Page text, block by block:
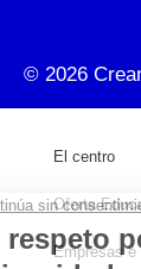
© 2026
El centro
Oferta
Empresas e